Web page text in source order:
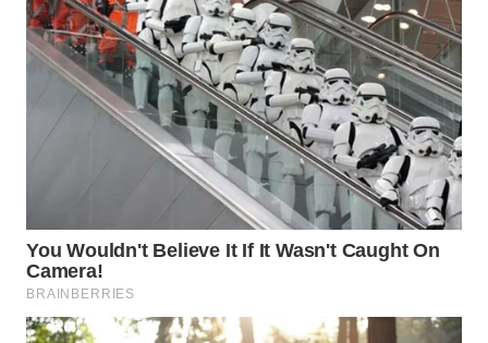
WN
TAPANULI
TENGAH
WN DELI
SERDANG
TINGGI
WN
PAKPAK